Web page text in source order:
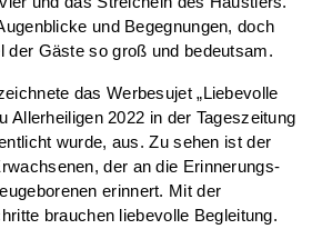
und Begegnungen, doch
der Gäste so groß und bedeutsam.
das Werbesujet „Liebevolle
Allerheiligen 2022 in der Tageszeitung
wurde, aus. Zu sehen ist der
der an die Erinnerungs-
erinnert. Mit der
brauchen liebevolle Begleitung.